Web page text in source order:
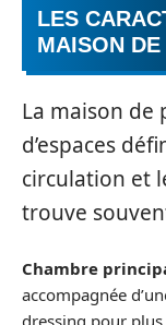
LES
MAISON
La maison de
d’espaces
circulation et
trouve
Chambre
accompagnée
dressing pour plus